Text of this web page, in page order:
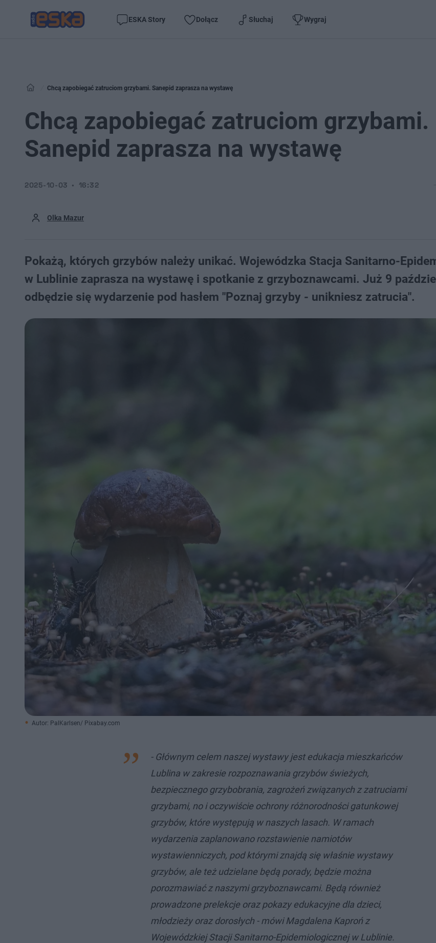
ESKA Story Dołącz Słuchaj Wygraj
Chcą zapobiegać zatruciom grzybami. Sanepid zaprasza na wystawę
Chcą zapobiegać zatruciom grzybami.
Sanepid zaprasza na wystawę
Olka Mazur
2025-10-03 16:32
Pokażą, których grzybów należy unikać. Wojewódzka Stacja Sanitarno-
w Lublinie zaprasza na wystawę i spotkanie z grzyboznawcami. Już 9
odbędzie się wydarzenie pod hasłem "Poznaj grzyby - unikniesz zatrucia".
Autor: PalKarlsen/ Pixabay.com
- Głównym celem naszej wystawy jest edukacja mieszkańców
Lublina w zakresie rozpoznawania grzybów świeżych,
bezpiecznego grzybobrania, zagrożeń związanych z zatruciami
grzybami, no i oczywiście ochrony różnorodności gatunkowej
grzybów, które występują w naszych lasach. W ramach
wydarzenia zaplanowano rozstawienie namiotów
wystawienniczych, pod którymi znajdą się właśnie wystawy
grzybów, ale też udzielane będą porady, będzie można
porozmawiać z naszymi grzyboznawcami. Będą również
prowadzone prelekcje oraz pokazy edukacyjne dla dzieci,
młodzieży oraz dorosłych - mówi Magdalena Kaproń z
Wojewódzkiej Stacji Sanitarno-Epidemiologicznej w Lublinie.